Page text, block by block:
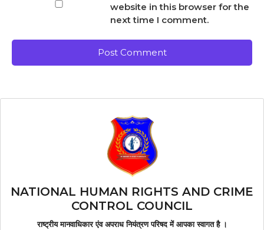
website in this browser for the
next time I comment.
NATIONAL HUMAN RIGHTS AND CRIME
CONTROL COUNCIL
राष्ट्रीय मानवाधिकार एंव अपराध नियंत्रण परिषद में आपका स्वागत है ।